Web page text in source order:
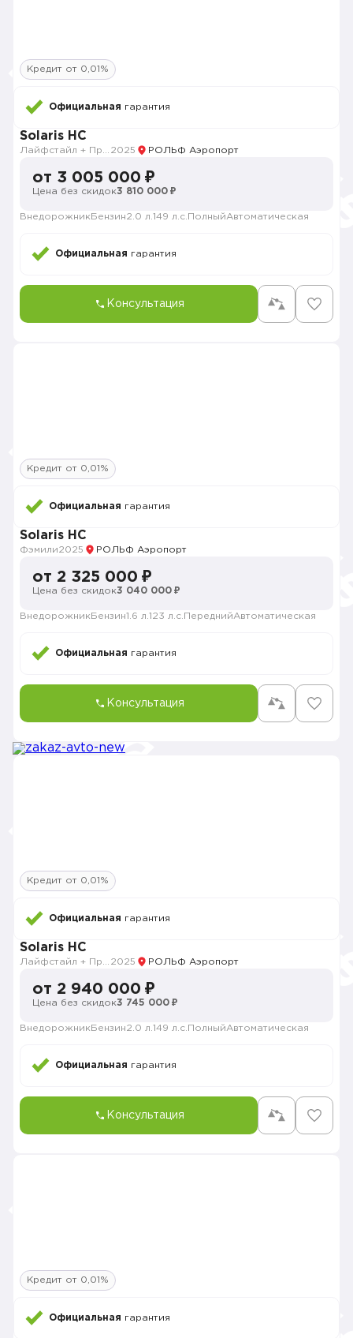
Кредит от 0,01%
Официальная гарантия
Solaris HC
2025 РОЛЬФ Аэропорт
от 3 005 000 ₽
Цена без скидок3 810 000 ₽
Внедорожник Бензин2.0 л. 149 л.с. ПолныйАвтоматическая
Официальная гарантия
Консультация
Кредит от 0,01%
Официальная гарантия
Solaris HC
Фэмили2025 РОЛЬФ Аэропорт
от 2 325 000 ₽
Цена без скидок3 040 000 ₽
Внедорожник Бензин1.6 л. 123 л.с. ПереднийАвтоматическая
Официальная гарантия
Консультация
Кредит от 0,01%
Официальная гарантия
Solaris HC
2025 РОЛЬФ Аэропорт
от 2 940 000 ₽
Цена без скидок3 745 000 ₽
Внедорожник Бензин2.0 л. 149 л.с. ПолныйАвтоматическая
Официальная гарантия
Консультация
Кредит от 0,01%
Официальная гарантия